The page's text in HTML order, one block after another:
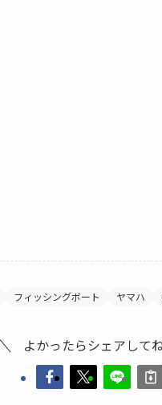
フィッシングボート ヤマハ
よかったらシェアして